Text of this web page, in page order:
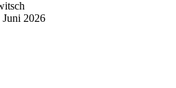
Juni 2026